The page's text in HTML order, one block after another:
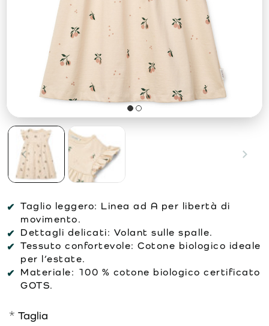
Taglio leggero: Linea ad A per libertà di
movimento.
Dettagli delicati: Volant sulle spalle.
Tessuto confortevole: Cotone biologico ideale
per l’estate.
Materiale: 100 % cotone biologico certificato
GOTS.
Taglia